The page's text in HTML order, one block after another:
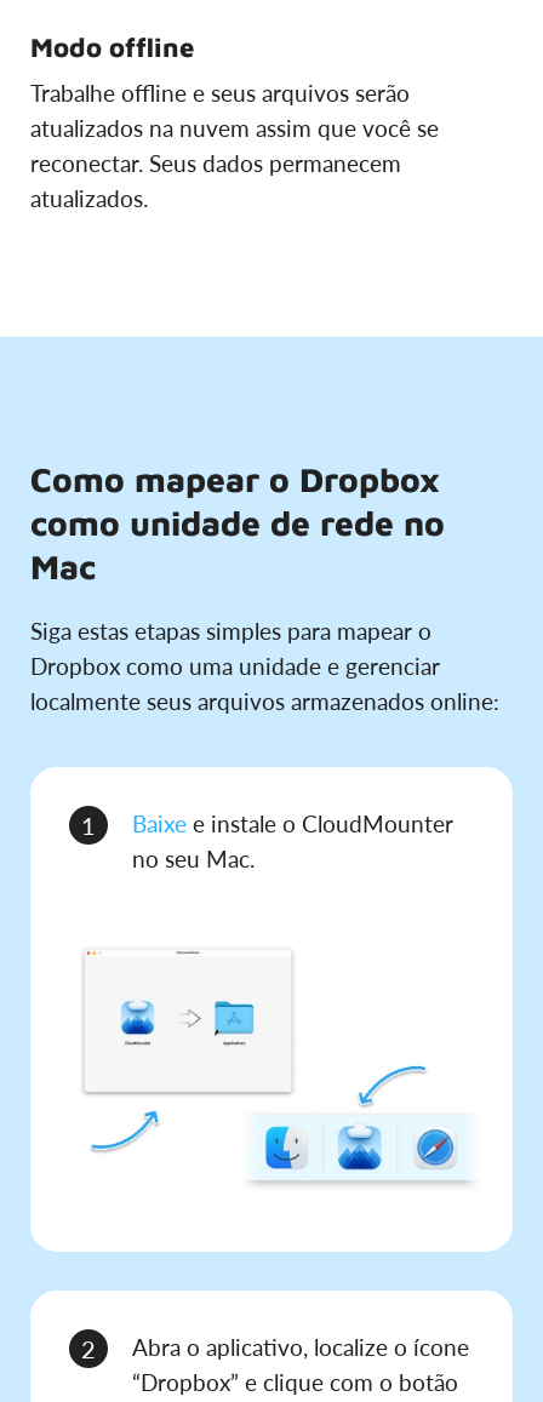
Modo offline
Trabalhe offline e seus arquivos serão
atualizados na nuvem assim que você se
reconectar. Seus dados permanecem
atualizados.
Como mapear o Dropbox
como unidade de rede no
Mac
Siga estas etapas simples para mapear o
Dropbox como uma unidade e gerenciar
localmente seus arquivos armazenados online:
1 Baixe e instale o CloudMounter
no seu Mac.
2
Abra o aplicativo, localize o ícone
“Dropbox” e clique com o botão